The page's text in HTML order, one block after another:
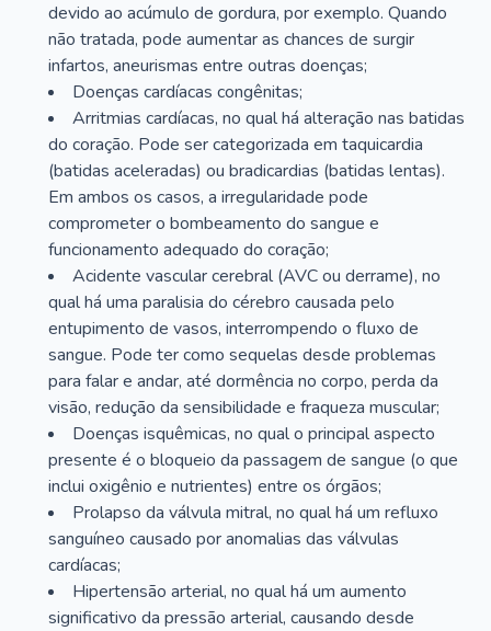
devido ao acúmulo de gordura, por exemplo. Quando
não tratada, pode aumentar as chances de surgir
infartos, aneurismas entre outras doenças;
Doenças cardíacas congênitas;
Arritmias cardíacas, no qual há alteração nas batidas
do coração. Pode ser categorizada em taquicardia
(batidas aceleradas) ou bradicardias (batidas lentas).
Em ambos os casos, a irregularidade pode
comprometer o bombeamento do sangue e
funcionamento adequado do coração;
Acidente vascular cerebral (AVC ou derrame), no
qual há uma paralisia do cérebro causada pelo
entupimento de vasos, interrompendo o fluxo de
sangue. Pode ter como sequelas desde problemas
para falar e andar, até dormência no corpo, perda da
visão, redução da sensibilidade e fraqueza muscular;
Doenças isquêmicas, no qual o principal aspecto
presente é o bloqueio da passagem de sangue (o que
inclui oxigênio e nutrientes) entre os órgãos;
Prolapso da válvula mitral, no qual há um refluxo
sanguíneo causado por anomalias das válvulas
cardíacas;
Hipertensão arterial, no qual há um aumento
significativo da pressão arterial, causando desde